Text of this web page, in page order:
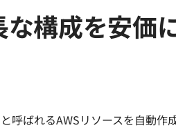
な構成を安価
ばれるAWSリソースを自動